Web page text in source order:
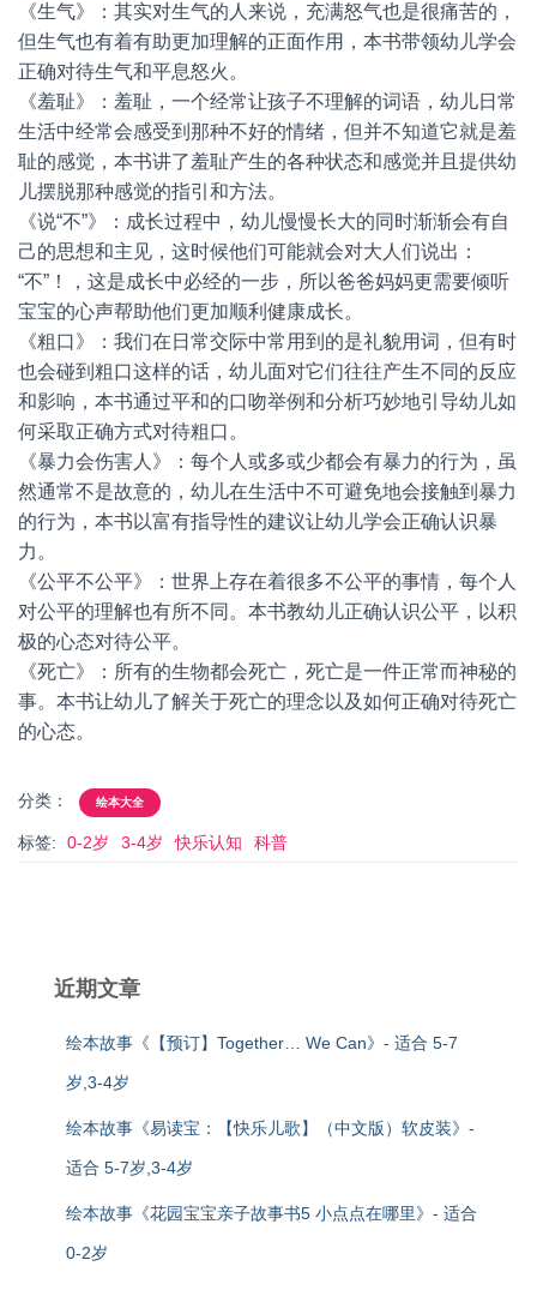
《生气》：其实对生气的人来说，充满怒气也是很痛苦的，
但生气也有着有助更加理解的正面作用，本书带领幼儿学会
正确对待生气和平息怒火。
《羞耻》：羞耻，一个经常让孩子不理解的词语，幼儿日常
生活中经常会感受到那种不好的情绪，但并不知道它就是羞
耻的感觉，本书讲了羞耻产生的各种状态和感觉并且提供幼
儿摆脱那种感觉的指引和方法。
《说“不”》：成长过程中，幼儿慢慢长大的同时渐渐会有自
己的思想和主见，这时候他们可能就会对大人们说出：
“不”！，这是成长中必经的一步，所以爸爸妈妈更需要倾听
宝宝的心声帮助他们更加顺利健康成长。
《粗口》：我们在日常交际中常用到的是礼貌用词，但有时
也会碰到粗口这样的话，幼儿面对它们往往产生不同的反应
和影响，本书通过平和的口吻举例和分析巧妙地引导幼儿如
何采取正确方式对待粗口。
《暴力会伤害人》：每个人或多或少都会有暴力的行为，虽
然通常不是故意的，幼儿在生活中不可避免地会接触到暴力
的行为，本书以富有指导性的建议让幼儿学会正确认识暴
力。
《公平不公平》：世界上存在着很多不公平的事情，每个人
对公平的理解也有所不同。本书教幼儿正确认识公平，以积
极的心态对待公平。
《死亡》：所有的生物都会死亡，死亡是一件正常而神秘的
事。本书让幼儿了解关于死亡的理念以及如何正确对待死亡
的心态。
分类： 绘本大全
标签: 0-2岁 3-4岁 快乐认知 科普
近期文章
绘本故事《【预订】Together… We Can》- 适合 5-7
岁,3-4岁
绘本故事《易读宝：【快乐儿歌】（中文版）软皮装》-
适合 5-7岁,3-4岁
绘本故事《花园宝宝亲子故事书5 小点点在哪里》- 适合
0-2岁